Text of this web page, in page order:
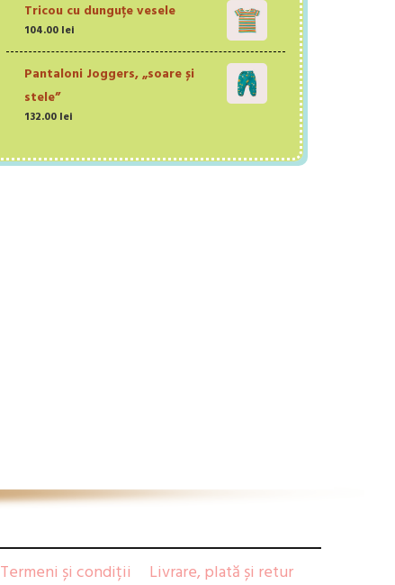
Tricou cu dunguțe vesele
104.00 lei
Pantaloni Joggers, „soare și
stele”
132.00 lei
Termeni și condiții Livrare, plată și retur